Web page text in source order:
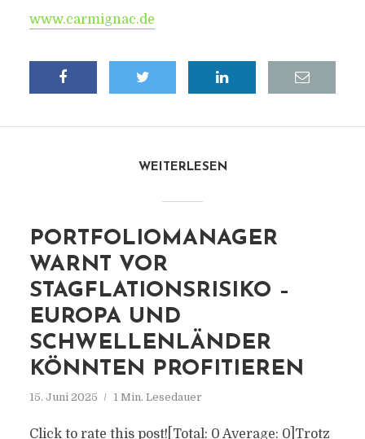
www.carmignac.de
WEITERLESEN
PORTFOLIOMANAGER
WARNT VOR
STAGFLATIONSRISIKO –
EUROPA UND
SCHWELLENLÄNDER
KÖNNTEN PROFITIEREN
15. Juni 2025 1 Min. Lesedauer
Click to rate this post![Total: 0 Average: 0]Trotz